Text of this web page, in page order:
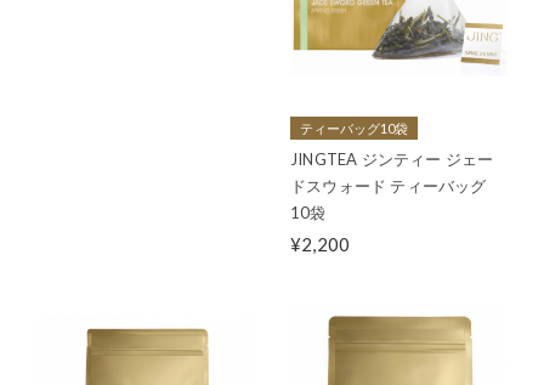
ティーバッグ10袋
JINGTEA ジンティー ジェー
ドスウォード ティーバッグ
10袋
¥2,200